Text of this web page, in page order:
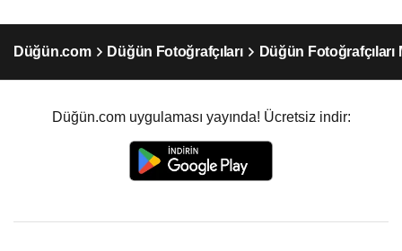
Düğün.com Düğün Fotoğrafçıları Düğün Fotoğrafçıları
Düğün.com uygulaması yayında! Ücretsiz indir: